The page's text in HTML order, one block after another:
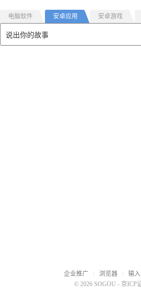
电脑软件 安卓应用 安卓游戏
企业推广 浏览器 输
© 2026 SOGOU - 京ICP